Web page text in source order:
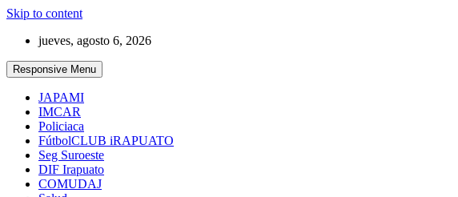
Skip to content
jueves, agosto 6, 2026
Responsive Menu
JAPAMI
IMCAR
Policiaca
FútbolCLUB iRAPUATO
Seg Suroeste
DIF Irapuato
COMUDAJ